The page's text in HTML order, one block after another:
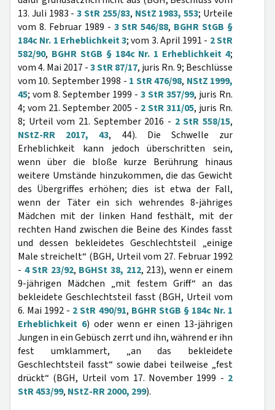
13. Juli 1983 -3 StR 255/83, NStZ 1983, 553; Urteile
vom 8. Februar 1989 - 3 StR 546/88, BGHR StGB §
184c Nr. 1 Erheblichkeit 3; vom 3. April 1991 - 2 StR
582/90, BGHR StGB § 184c Nr. 1 Erheblichkeit 4;
vom 4. Mai 2017 -3 StR 87/17, juris Rn. 9; Beschlüsse
vom 10. September 1998 - 1 StR 476/98, NStZ 1999,
45; vom 8. September 1999 - 3 StR 357/99, juris Rn.
4; vom 21. September 2005 - 2 StR 311/05, juris Rn.
8; Urteil vom 21. September 2016 - 2 StR 558/15,
NStZ-RR 2017, 43, 44). Die Schwelle zur
Erheblichkeit kann jedoch überschritten sein,
wenn über die bloße kurze Berührung hinaus
weitere Umstände hinzukommen, die das Gewicht
des Übergriffes erhöhen; dies ist etwa der Fall,
wenn der Täter ein sich wehrendes 8-jähriges
Mädchen mit der linken Hand festhält, mit der
rechten Hand zwischen die Beine des Kindes fasst
und dessen bekleidetes Geschlechtsteil „einige
Male streichelt“ (BGH, Urteil vom 27. Februar 1992
- 4 StR 23/92, BGHSt 38, 212, 213), wenn er einem
9-jährigen Mädchen „mit festem Griff“ an das
bekleidete Geschlechtsteil fasst (BGH, Urteil vom
6. Mai 1992 - 2 StR 490/91, BGHR StGB § 184c Nr. 1
Erheblichkeit 6) oder wenn er einen 13-jährigen
Jungen in ein Gebüsch zerrt und ihn, während er ihn
fest umklammert, „an das bekleidete
Geschlechtsteil fasst“ sowie dabei teilweise „fest
drückt“ (BGH, Urteil vom 17. November 1999 - 2
StR 453/99, NStZ-RR 2000, 299).